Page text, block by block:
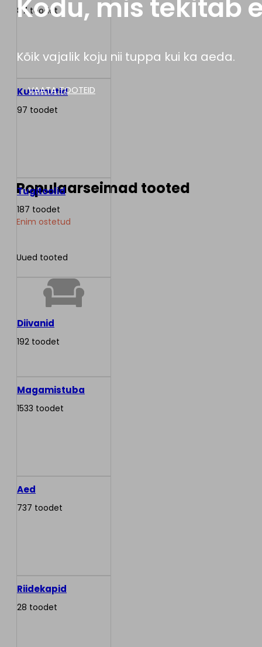
Kodu, mis tekitab
Kõik vajalik koju nii tuppa kui ka aeda.
VAATA TOOTEID
87 toodet
Kummutid
97 toodet
Tugitoolid
187 toodet
Diivanid
192 toodet
Magamistuba
1533 toodet
Aed
737 toodet
Riidekapid
28 toodet
Populaarseimad tooted
Enim ostetud
Uued tooted